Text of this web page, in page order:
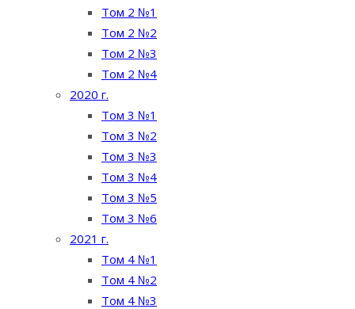
Том 2 №1
Том 2 №2
Том 2 №3
Том 2 №4
2020 г.
Том 3 №1
Том 3 №2
Том 3 №3
Том 3 №4
Том 3 №5
Том 3 №6
2021 г.
Том 4 №1
Том 4 №2
Том 4 №3